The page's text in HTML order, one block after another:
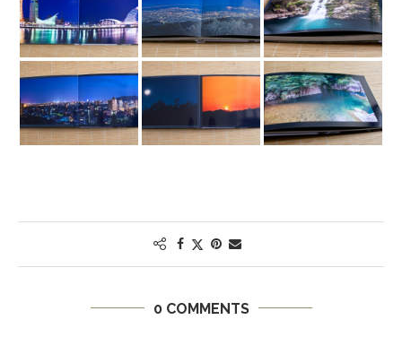
0 COMMENTS